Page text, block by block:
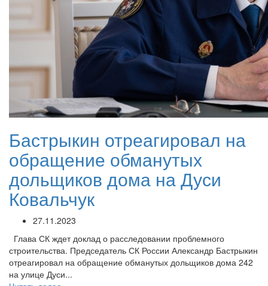
Бастрыкин отреагировал на
обращение обманутых
дольщиков дома на Дуси
Ковальчук
27.11.2023
Глава СК ждет доклад о расследовании проблемного
строительства. Председатель СК России Александр Бастрыкин
отреагировал на обращение обманутых дольщиков дома 242
на улице Дуси...